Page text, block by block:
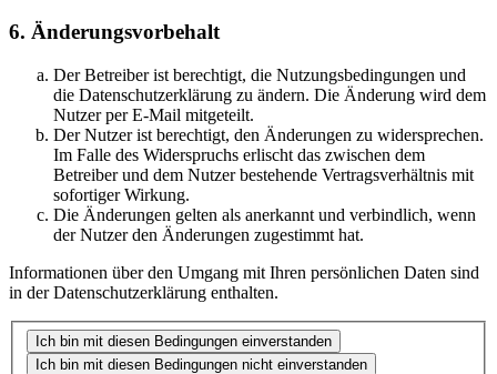
6. Änderungsvorbehalt
Der Betreiber ist berechtigt, die Nutzungsbedingungen und
die Datenschutzerklärung zu ändern. Die Änderung wird dem
Nutzer per E-Mail mitgeteilt.
Der Nutzer ist berechtigt, den Änderungen zu widersprechen.
Im Falle des Widerspruchs erlischt das zwischen dem
Betreiber und dem Nutzer bestehende Vertragsverhältnis mit
sofortiger Wirkung.
Die Änderungen gelten als anerkannt und verbindlich, wenn
der Nutzer den Änderungen zugestimmt hat.
Informationen über den Umgang mit Ihren persönlichen Daten sind
in der Datenschutzerklärung enthalten.